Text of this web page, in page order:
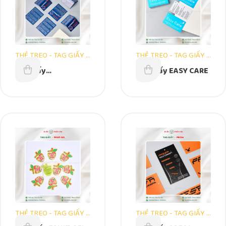
THẺ TREO - TAG GIẤY -
THIÊN VĂN GROUP
Tag giấy
THẺ TREO - TAG GIẤY -
THIÊN VĂN GROUP
Tag Giấy EASY CARE
THẺ TREO - TAG GIẤY -
THẺ TREO - TAG GIẤY -